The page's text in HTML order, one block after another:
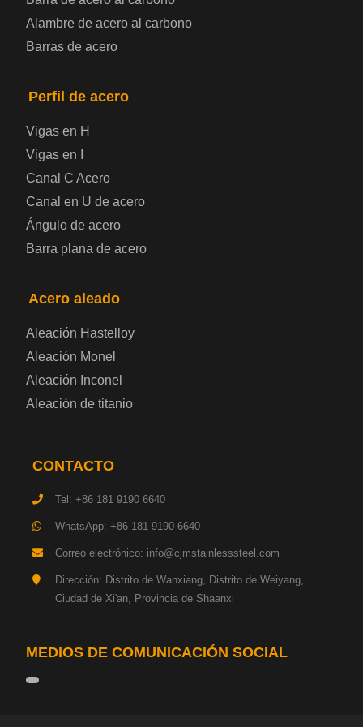
Placa de acero para calderas y recipientes a
presión
Placa de acero para puentes
Chapa de acero a cuadros
Chapa de acero prelacada
Placa de acero laminado en frío
Placa de acero eléctrica
Placa de acero para cilindros de gas
Placa de acero estructural de alta resistencia
Chapa de acero estructural para maquinaria
Placa de acero para tuberías
Chapa de acero para construcción naval
Placa de acero para torre de transmisión
Alambre de acero al carbono
Barras de acero
Perfil de acero
Vigas en H
Vigas en I
Canal C Acero
Canal en U de acero
Ángulo de acero
Barra plana de acero
Acero aleado
Aleación Hastelloy
Aleación Monel
Aleación Inconel
Aleación de titanio
CONTACTO
Tel: +86 181 9190 6640
WhatsApp: +86 181 9190 6640
Correo electrónico: info@cjmstainlesssteel.com
Dirección: Distrito de Wanxiang, Distrito de Weiyang,
Ciudad de Xi'an, Provincia de Shaanxi
MEDIOS DE COMUNICACIÓN SOCIAL